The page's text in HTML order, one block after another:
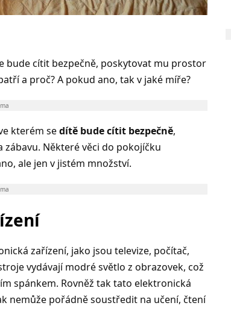
bude cítit bezpečně, poskytovat mu prostor
a proč? A pokud ano, tak v jaké míře?
kterém sedítě bude cítit bezpečně,
Některé věci do pokojíčku
ale jen v jistém množství.
zařízení, jako jsou televize, počítač,
vydávají modré světlo z obrazovek, což
spánkem. Rovněž tak tato elektronická
nemůže pořádně soustředit na učení, čtení